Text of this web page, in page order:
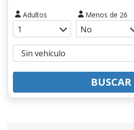
Adultos Menos de 26
BUSCAR